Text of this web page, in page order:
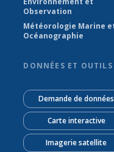
Observation
Météorologie Marine
Océanographie
DONNÉES ET OUTILS
Demande de données
Carte interactive
Imagerie satellite